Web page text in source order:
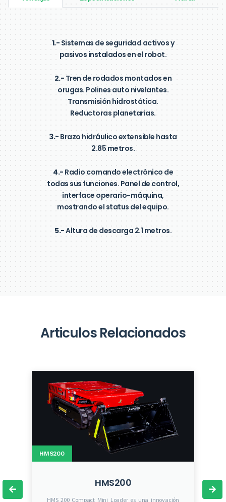
1.- Sistemas de seguridad activos y
pasivos instalados en el robot.
2.- Tren de rodados montados en
orugas. Polines auto nivelantes.
Transmisión hidrostática.
Reductoras planetarias.
3.- Brazo hidráulico extensible hasta
2.85 metros.
4.- Radio comando electrónico de
todas sus funciones. Panel de control,
interface operario-máquina,
mostrando el status del equipo.
5.-Altura de descarga 2.1 metros.
Articulos Relacionados
HMS200
HMS200
HMS 200 Compact Mini Loader es una innovación